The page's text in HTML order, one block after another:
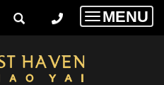
Toggle
MENU